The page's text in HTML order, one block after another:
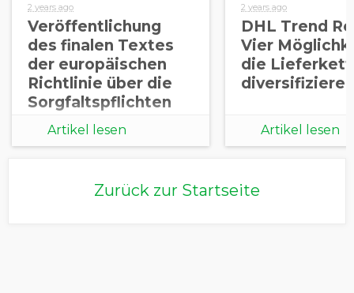
2 years ago
Veröffentlichung
des finalen Textes
der europäischen
Richtlinie über die
Sorgfaltspflichten
von Unternehmen
(CSDDD)
Artikel lesen
2 years ago
DHL Trend
Vier
die
diversifizieren
Artikel lesen
Zurück zur Startseite